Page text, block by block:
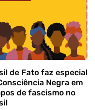
de Fato faz especial
Negra em
de fascismo no